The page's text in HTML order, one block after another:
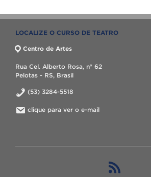
LOCALIZE O CURSO DE TEATRO
Centro de Artes
Rua Cel. Alberto Rosa, nº 62
Pelotas - RS, Brasil
(53) 3284-5518
clique para ver o e-mail